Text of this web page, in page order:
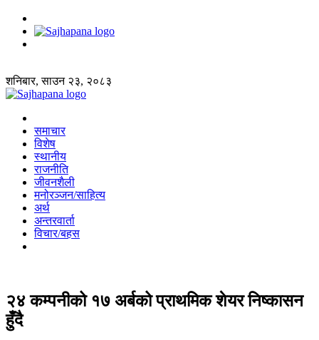
शनिबार, साउन २३, २०८३
समाचार
विशेष
स्थानीय
राजनीति
जीवनशैली
मनोरञ्जन/साहित्य
अर्थ
अन्तरवार्ता
विचार/बहस
२४ कम्पनीको १७ अर्बको प्राथमिक शेयर निष्कासन
हुँदै